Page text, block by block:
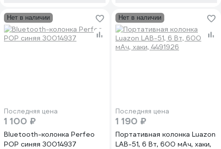
Нет в наличии
Последняя цена
1 100 ₽
Bluetooth-колонка Perfeo
POP синяя 30014937
Нет в наличии
Последняя цена
1 190 ₽
Портативная колонка Luazon
LAB-51, 6 Вт, 600 мАч, хаки,